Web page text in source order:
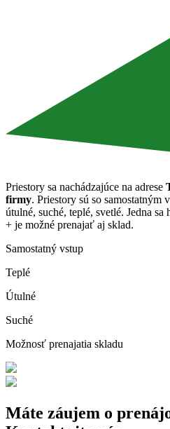
Priestory sa nachádzajúce na adrese
firmy. Priestory sú so samostatným
útulné, suché, teplé, svetlé. Jedna
+ je možné prenajať aj sklad.
Samostatný vstup
Teplé
Útulné
Suché
Možnosť prenajatia skladu
Máte záujem o